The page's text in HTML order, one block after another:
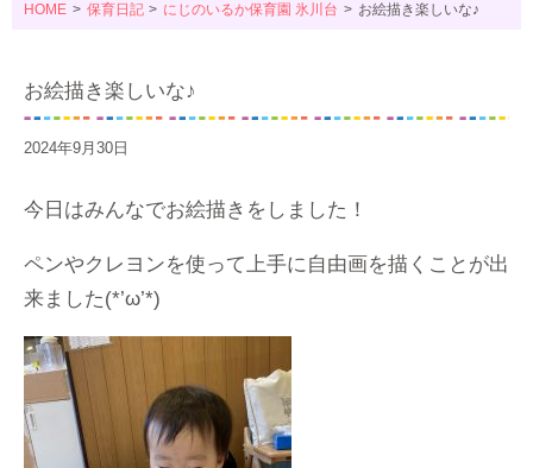
HOME 保育日記 にじのいるか保育園 氷川台 お絵描き楽しいな♪
お絵描き楽しいな♪
2024年9月30日
今日はみんなでお絵描きをしました！
ペンやクレヨンを使って上手に自由画を描くことが出
来ました(*’ω’*)